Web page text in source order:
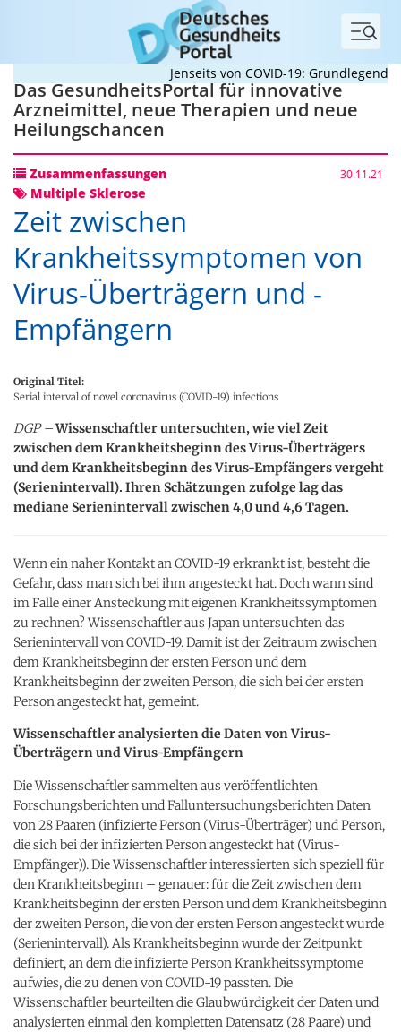
Menü
Jenseits von COVID-19: Grundlegende
Das GesundheitsPortal für innovative
Arzneimittel, neue Therapien und neue
Heilungschancen
Zusammenfassungen 30.11.21
Multiple Sklerose
Zeit zwischen
Krankheitssymptomen von
Virus-Überträgern und -
Empfängern
Original Titel:
Serial interval of novel coronavirus (COVID-19) infections
DGP –Wissenschaftler untersuchten, wie viel Zeit
zwischen dem Krankheitsbeginn des Virus-Überträgers
und dem Krankheitsbeginn des Virus-Empfängers vergeht
(Serienintervall). Ihren Schätzungen zufolge lag das
mediane Serienintervall zwischen 4,0 und 4,6 Tagen.
Wenn ein naher Kontakt an COVID-19 erkrankt ist, besteht die
Gefahr, dass man sich bei ihm angesteckt hat. Doch wann sind
im Falle einer Ansteckung mit eigenen Krankheitssymptomen
zu rechnen? Wissenschaftler aus Japan untersuchten das
Serienintervall von COVID-19. Damit ist der Zeitraum zwischen
dem Krankheitsbeginn der ersten Person und dem
Krankheitsbeginn der zweiten Person, die sich bei der ersten
Person angesteckt hat, gemeint.
Wissenschaftler analysierten die Daten von Virus-
Überträgern und Virus-Empfängern
Die Wissenschaftler sammelten aus veröffentlichten
Forschungsberichten und Falluntersuchungsberichten Daten
von 28 Paaren (infizierte Person (Virus-Überträger) und Person,
die sich bei der infizierten Person angesteckt hat (Virus-
Empfänger)). Die Wissenschaftler interessierten sich speziell für
den Krankheitsbeginn – genauer: für die Zeit zwischen dem
Krankheitsbeginn der ersten Person und dem Krankheitsbeginn
der zweiten Person, die von der ersten Person angesteckt wurde
(Serienintervall). Als Krankheitsbeginn wurde der Zeitpunkt
definiert, an dem die infizierte Person Krankheitssymptome
aufwies, die zu denen von COVID-19 passten. Die
Wissenschaftler beurteilten die Glaubwürdigkeit der Daten und
analysierten einmal den kompletten Datensatz (28 Paare) und